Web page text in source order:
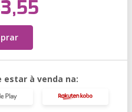
estar à venda na: